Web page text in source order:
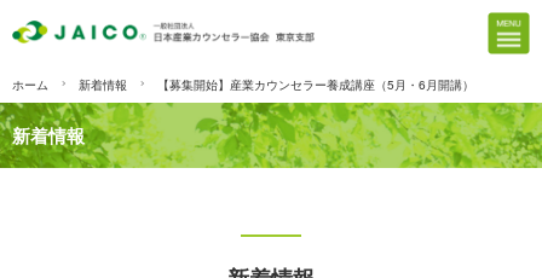
ホーム 新着情報 【募集開始】産業カウンセラー養成講座（5月・6月開講）
新着情報